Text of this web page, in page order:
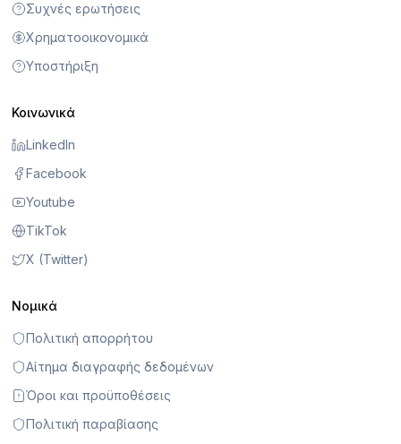
Συχνές ερωτήσεις
Χρηματοοικονομικά
Υποστήριξη
Κοινωνικά
LinkedIn
Facebook
Youtube
TikTok
X (Twitter)
Νομικά
Πολιτική απορρήτου
Αίτημα διαγραφής δεδομένων
Όροι και προϋποθέσεις
Πολιτική παραβίασης